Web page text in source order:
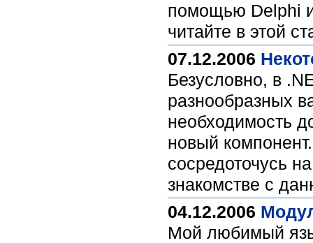
помощью Delphi
читайте в этой
07.12.2006
Безусловно, в
разнообразных
необходимость
новый
сосредоточусь
знакомстве с
04.12.2006
Мой любимый